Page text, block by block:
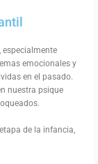
especialmente
emocionales y
en el pasado.
nuestra psique
de la infancia,